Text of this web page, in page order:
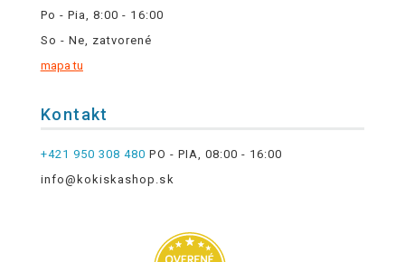
Po - Pia, 8:00 - 16:00
So - Ne, zatvorené
mapa tu
Kontakt
+421 950 308 480 PO - PIA, 08:00 - 16:00
info@kokiskashop.sk